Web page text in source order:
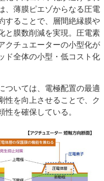
、薄膜ピエゾからなる圧電
することで、層間絶縁膜や
と膜数削減を実現。圧電素
クチュエーターの小型化が
ド全体の小型・低コスト化
ついては、電極配置の最適
性を向上させることで、ク
性を確保している。